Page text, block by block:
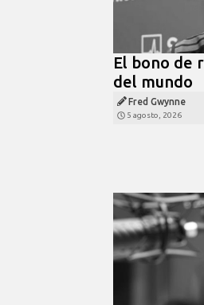
El bono de
del mundo
Fred Gwynne
5 agosto, 2026